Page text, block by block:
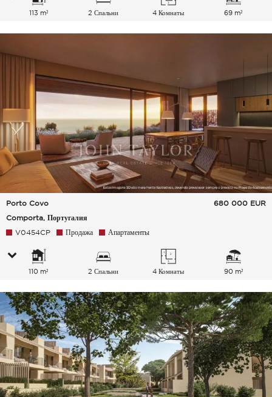
113 m² 2 Спальни 4 Комнаты 69 m²
Porto Covo
Comporta, Португалия
680 000 EUR
V0454CP Продажа Апартаменты
110 m² 2 Спальни 4 Комнаты 90 m²